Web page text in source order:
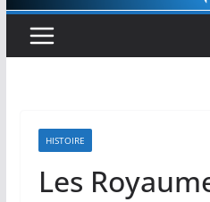
HISTOIRE
Les